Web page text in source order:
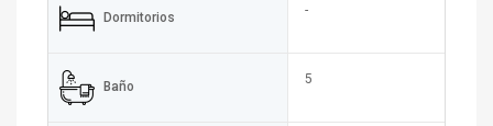
Dormitorios
-
Baño
5